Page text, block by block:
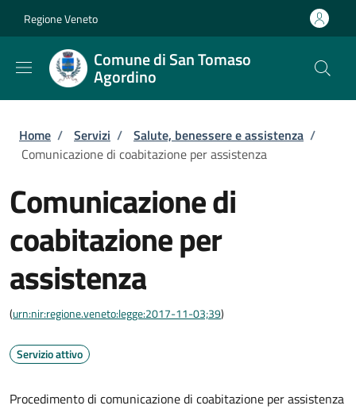
Regione Veneto
Comune di San Tomaso
Agordino
Briciole di pane
Home / Servizi / Salute, benessere e assistenza /
Comunicazione di coabitazione per assistenza
Comunicazione di
coabitazione per
assistenza
(urn:nir:regione.veneto:legge:2017-11-03;39)
Servizio attivo
Procedimento di comunicazione di coabitazione per assistenza